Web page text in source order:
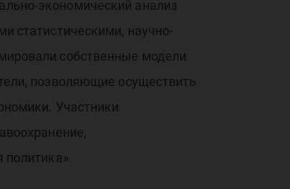
экономический анализ
статистическими, научно-
собственные модели
позволяющие осуществить
Участники